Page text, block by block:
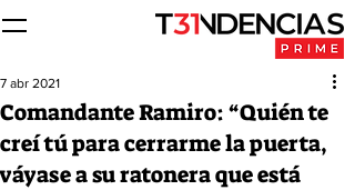
Comandante Ramiro: “Quién te
creí tú para cerrarme la puerta,
váyase a su ratonera que está
7 abr 2021